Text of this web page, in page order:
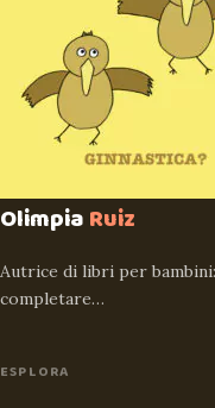
OlimpiaRuiz
Autrice di libri per
completare…
ESPLORA